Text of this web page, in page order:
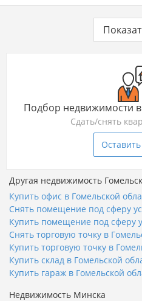
Подбор недвижимости
Сдать/снять
Другая недвижимость
Купить офис в Гомельской
Снять помещение под сферу
Купить помещение под сферу
Снять торговую точку в
Купить торговую точку в
Купить склад в Гомельской
Купить гараж в Гомельской
Недвижимость Минска